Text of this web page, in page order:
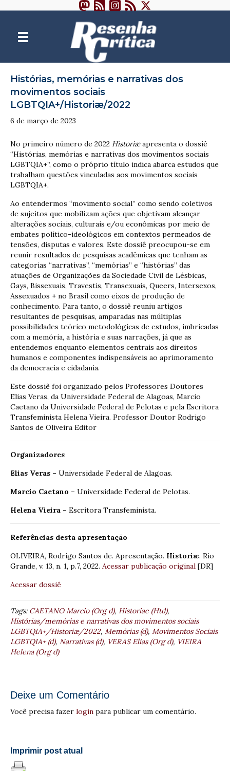
Histórias, memórias e narrativas dos
movimentos sociais
LGBTQIA+/Historiæ/2022
6 de março de 2023
No primeiro número de 2022 Historiæapresenta o dossiê
“Histórias, memórias e narrativas dos movimentos sociais
LGBTQIA+”, como o próprio título indica abarca estudos que
trabalham questões vinculadas aos movimentos sociais
LGBTQIA+.
Ao entendermos “movimento social” como sendo coletivos
de sujeitos que mobilizam ações que objetivam alcançar
alterações sociais, culturais e/ou econômicas por meio de
embates político-ideológicos em contextos permeados de
tensões, disputas e valores. Este dossiê preocupou-se em
reunir resultados de pesquisas acadêmicas que tenham as
categorias “narrativas”, “memórias” e “histórias” das
atuações de Organizações da Sociedade Civil de Lésbicas,
Gays, Bissexuais, Travestis, Transexuais, Queers, Intersexos,
Assexuados + no Brasil como eixos de produção de
conhecimento. Para tanto, o dossiê reuniu artigos
resultantes de pesquisas, amparadas nas múltiplas
possibilidades teórico metodológicas de estudos, imbricadas
com a memória, a história e suas narrações, já que as
entendemos enquanto elementos centrais aos direitos
humanos e componentes indispensáveis ao aprimoramento
da democracia e cidadania.
Este dossiê foi organizado pelos Professores Doutores
Elias Veras, da Universidade Federal de Alagoas, Marcio
Caetano da Universidade Federal de Pelotas e pela Escritora
Transfeminista Helena Vieira. Professor Doutor Rodrigo
Santos de Oliveira Editor
Organizadores
Elias Veras – Universidade Federal de Alagoas.
Marcio Caetano – Universidade Federal de Pelotas.
Helena Vieira – Escritora Transfeminista.
Referências desta apresentação
OLIVEIRA, Rodrigo Santos de. Apresentação. Historiæ. Rio
Grande, v. 13, n. 1, p.7, 2022. Acessar publicação original [DR]
Acessar dossiê
Tags:CAETANO Marcio (Org d), Historiae (Htd),
Histórias/memórias e narrativas dos movimentos sociais
LGBTQIA+/Historiæ/2022, Memórias (d), Movimentos Sociais
LGBTQIA+ (d), Narrativas (d), VERAS Elias (Org d), VIEIRA
Helena (Org d)
Deixe um Comentário
Você precisa fazer login para publicar um comentário.
Imprimir post atual